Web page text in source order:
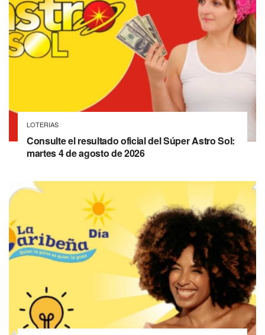
LOTERIAS
Consulte el resultado oficial del Súper Astro Sol:
martes 4 de agosto de 2026